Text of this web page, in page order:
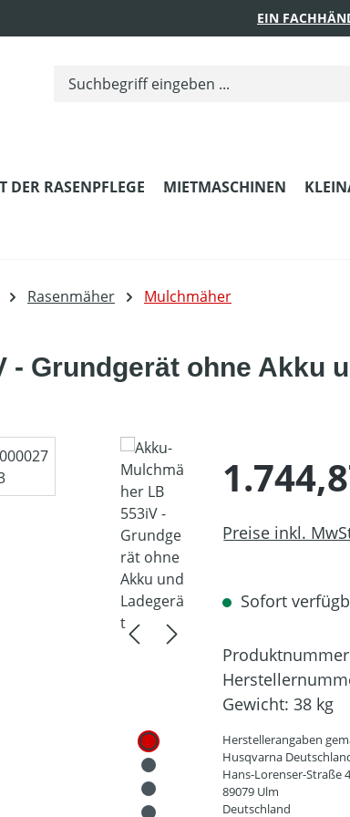
EIN
DER RASENPFLEGE MIETMASCHINEN
Rasenmäher Mulchmäher
- Grundgerät ohne Akku
Preise inkl.
Sofort
Gewicht: 38 kg
Herstellerangaben
Husqvarna
Hans-Lorenser-Straße
89079 Ulm
Deutschland